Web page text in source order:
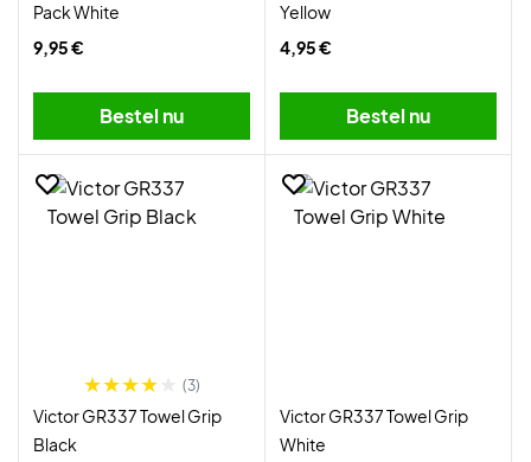
Pack White
9,95 €
Bestel nu
Yellow
4,95 €
Bestel nu
(3)
Victor GR337 Towel Grip
Black
Victor GR337 Towel Grip
White